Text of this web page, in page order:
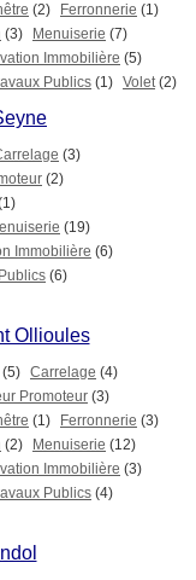
(2) Ferronnerie (1)
(3) Menuiserie (7)
Immobilière (5)
Publics (1) Volet (2)
(3)
(2)
(19)
Immobilière (6)
(6)
Ollioules
(5) Carrelage (4)
Promoteur (3)
(1) Ferronnerie (3)
(2) Menuiserie (12)
Immobilière (3)
Publics (4)